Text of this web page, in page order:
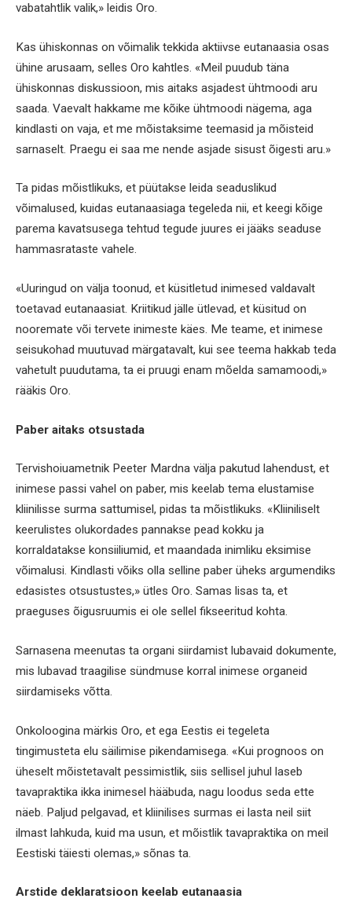
vabatahtlik valik,» leidis Oro.
Kas ühiskonnas on võimalik tekkida aktiivse eutanaasia osas
ühine arusaam, selles Oro kahtles. «Meil puudub täna
ühiskonnas diskussioon, mis aitaks asjadest ühtmoodi aru
saada. Vaevalt hakkame me kõike ühtmoodi nägema, aga
kindlasti on vaja, et me mõistaksime teemasid ja mõisteid
sarnaselt. Praegu ei saa me nende asjade sisust õigesti aru.»
Ta pidas mõistlikuks, et püütakse leida seaduslikud
võimalused, kuidas eutanaasiaga tegeleda nii, et keegi kõige
parema kavatsusega tehtud tegude juures ei jääks seaduse
hammasrataste vahele.
«Uuringud on välja toonud, et küsitletud inimesed valdavalt
toetavad eutanaasiat. Kriitikud jälle ütlevad, et küsitud on
nooremate või tervete inimeste käes. Me teame, et inimese
seisukohad muutuvad märgatavalt, kui see teema hakkab teda
vahetult puudutama, ta ei pruugi enam mõelda samamoodi,»
rääkis Oro.
Paber aitaks otsustada
Tervishoiuametnik Peeter Mardna välja pakutud lahendust, et
inimese passi vahel on paber, mis keelab tema elustamise
kliinilisse surma sattumisel, pidas ta mõistlikuks. «Kliiniliselt
keerulistes olukordades pannakse pead kokku ja
korraldatakse konsiiliumid, et maandada inimliku eksimise
võimalusi. Kindlasti võiks olla selline paber üheks argumendiks
edasistes otsustustes,» ütles Oro. Samas lisas ta, et
praeguses õigusruumis ei ole sellel fikseeritud kohta.
Sarnasena meenutas ta organi siirdamist lubavaid dokumente,
mis lubavad traagilise sündmuse korral inimese organeid
siirdamiseks võtta.
Onkoloogina märkis Oro, et ega Eestis ei tegeleta
tingimusteta elu säilimise pikendamisega. «Kui prognoos on
üheselt mõistetavalt pessimistlik, siis sellisel juhul laseb
tavapraktika ikka inimesel hääbuda, nagu loodus seda ette
näeb. Paljud pelgavad, et kliinilises surmas ei lasta neil siit
ilmast lahkuda, kuid ma usun, et mõistlik tavapraktika on meil
Eestiski täiesti olemas,» sõnas ta.
Arstide deklaratsioon keelab eutanaasia